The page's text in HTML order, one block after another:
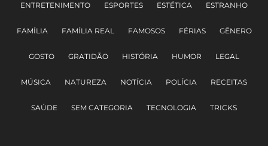
ENTRETENIMENTO ESPORTES ESTÉTICA ESTRANHO
FAMÍLIA FAMÍLIA REAL FAMOSOS FÉRIAS GÊNERO
GOSTO GRATIDÃO HISTÓRIA HUMOR LEGAL
MÚSICA NATUREZA NOTÍCIA POLÍCIA RECEITAS
SAÚDE SEM CATEGORIA TECNOLOGIA TRICKS